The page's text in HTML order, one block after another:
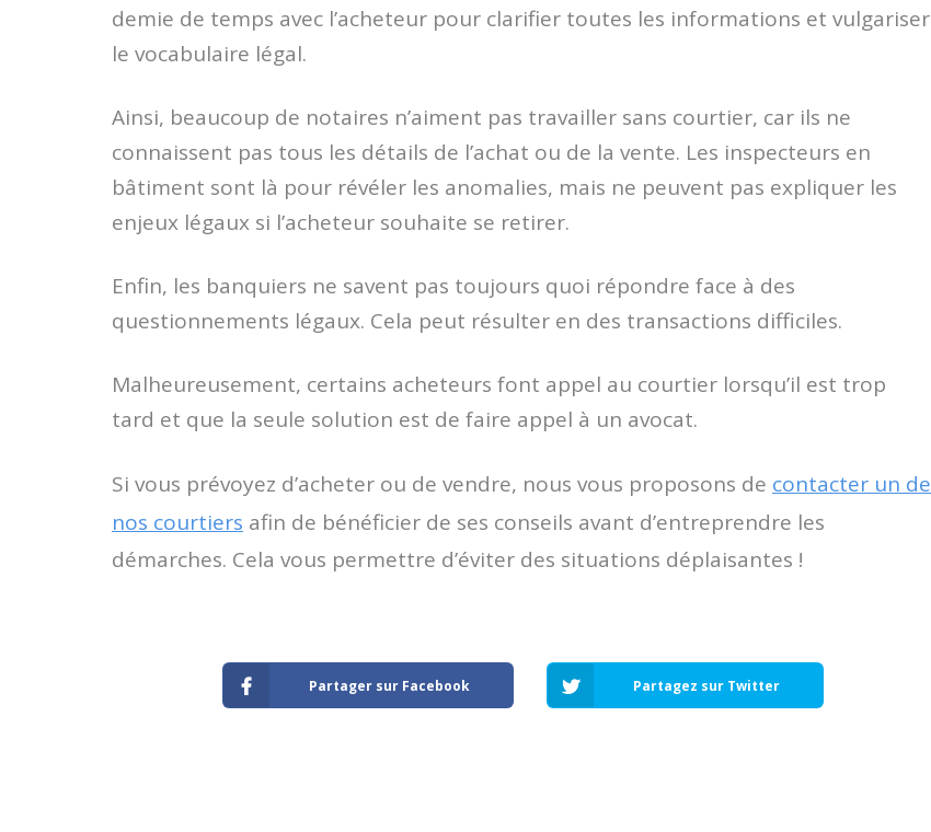
demie de temps avec l’acheteur pour clarifier toutes les informations et vulgariser
le vocabulaire légal.
Ainsi, beaucoup de notaires n’aiment pas travailler sans courtier, car ils ne
connaissent pas tous les détails de l’achat ou de la vente. Les inspecteurs en
bâtiment sont là pour révéler les anomalies, mais ne peuvent pas expliquer les
enjeux légaux si l’acheteur souhaite se retirer.
Enfin, les banquiers ne savent pas toujours quoi répondre face à des
questionnements légaux. Cela peut résulter en des transactions difficiles.
Malheureusement, certains acheteurs font appel au courtier lorsqu’il est trop
tard et que la seule solution est de faire appel à un avocat.
Si vous prévoyez d’acheter ou de vendre, nous vous proposons de contacter un de
nos courtiers afin de bénéficier de ses conseils avant d’entreprendre les
démarches. Cela vous permettre d’éviter des situations déplaisantes !
Partager sur Facebook Partagez sur Twitter